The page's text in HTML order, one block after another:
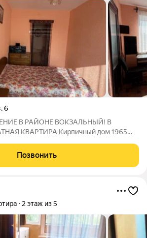
,6
В РАЙОНЕ ВОКЗАЛЬНЫЙ! В
КВАРТИРА Кирпичный дом 1965
установлены новые пластиковые
трубы горячей, холодной
Позвонить
2 этаж из 5